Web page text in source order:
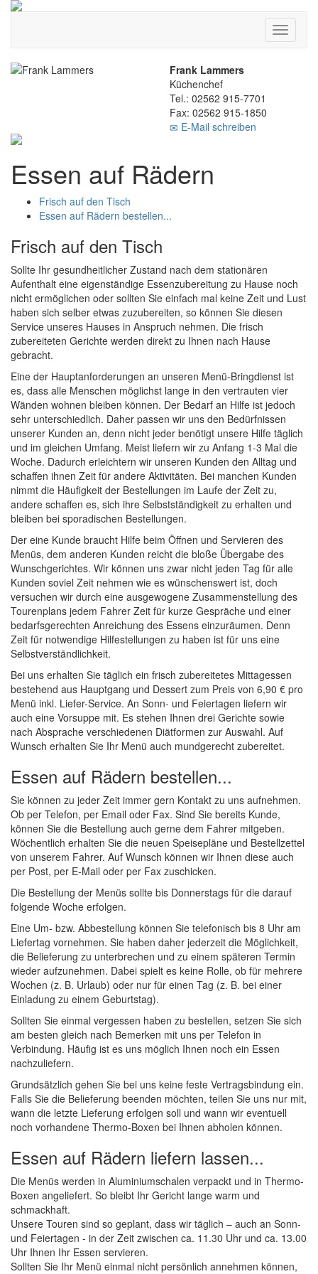
Toggle
Frank Lammers
Küchenchef
Tel.: 02562 915-7701
Fax: 02562 915-1850
E-Mail schreiben
Essen auf Rädern
Frisch auf den Tisch
Essen auf Rädern bestellen...
Frisch auf den Tisch
Sollte Ihr gesundheitlicher Zustand nach dem stationären
Aufenthalt eine eigenständige Essenzubereitung zu Hause noch
nicht ermöglichen oder sollten Sie einfach mal keine Zeit und Lust
haben sich selber etwas zuzubereiten, so können Sie diesen
Service unseres Hauses in Anspruch nehmen. Die frisch
zubereiteten Gerichte werden direkt zu Ihnen nach Hause
gebracht.
Eine der Hauptanforderungen an unseren Menü-Bringdienst ist
es, dass alle Menschen möglichst lange in den vertrauten vier
Wänden wohnen bleiben können. Der Bedarf an Hilfe ist jedoch
sehr unterschiedlich. Daher passen wir uns den Bedürfnissen
unserer Kunden an, denn nicht jeder benötigt unsere Hilfe täglich
und im gleichen Umfang. Meist liefern wir zu Anfang 1-3 Mal die
Woche. Dadurch erleichtern wir unseren Kunden den Alltag und
schaffen ihnen Zeit für andere Aktivitäten. Bei manchen Kunden
nimmt die Häufigkeit der Bestellungen im Laufe der Zeit zu,
andere schaffen es, sich ihre Selbstständigkeit zu erhalten und
bleiben bei sporadischen Bestellungen.
Der eine Kunde braucht Hilfe beim Öffnen und Servieren des
Menüs, dem anderen Kunden reicht die bloße Übergabe des
Wunschgerichtes. Wir können uns zwar nicht jeden Tag für alle
Kunden soviel Zeit nehmen wie es wünschenswert ist, doch
versuchen wir durch eine ausgewogene Zusammenstellung des
Tourenplans jedem Fahrer Zeit für kurze Gespräche und einer
bedarfsgerechten Anreichung des Essens einzuräumen. Denn
Zeit für notwendige Hilfestellungen zu haben ist für uns eine
Selbstverständlichkeit.
Bei uns erhalten Sie täglich ein frisch zubereitetes Mittagessen
bestehend aus Hauptgang und Dessert zum Preis von 6,90 € pro
Menü inkl. Liefer-Service. An Sonn- und Feiertagen liefern wir
auch eine Vorsuppe mit. Es stehen Ihnen drei Gerichte sowie
nach Absprache verschiedenen Diätformen zur Auswahl. Auf
Wunsch erhalten Sie Ihr Menü auch mundgerecht zubereitet.
Essen auf Rädern bestellen...
Sie können zu jeder Zeit immer gern Kontakt zu uns aufnehmen.
Ob per Telefon, per Email oder Fax. Sind Sie bereits Kunde,
können Sie die Bestellung auch gerne dem Fahrer mitgeben.
Wöchentlich erhalten Sie die neuen Speisepläne und Bestellzettel
von unserem Fahrer. Auf Wunsch können wir Ihnen diese auch
per Post, per E-Mail oder per Fax zuschicken.
Die Bestellung der Menüs sollte bis Donnerstags für die darauf
folgende Woche erfolgen.
Eine Um- bzw. Abbestellung können Sie telefonisch bis 8 Uhr am
Liefertag vornehmen. Sie haben daher jederzeit die Möglichkeit,
die Belieferung zu unterbrechen und zu einem späteren Termin
wieder aufzunehmen. Dabei spielt es keine Rolle, ob für mehrere
Wochen (z. B. Urlaub) oder nur für einen Tag (z. B. bei einer
Einladung zu einem Geburtstag).
Sollten Sie einmal vergessen haben zu bestellen, setzen Sie sich
am besten gleich nach Bemerken mit uns per Telefon in
Verbindung. Häufig ist es uns möglich Ihnen noch ein Essen
nachzuliefern.
Grundsätzlich gehen Sie bei uns keine feste Vertragsbindung ein.
Falls Sie die Belieferung beenden möchten, teilen Sie uns nur mit,
wann die letzte Lieferung erfolgen soll und wann wir eventuell
noch vorhandene Thermo-Boxen bei Ihnen abholen können.
Essen auf Rädern liefern lassen...
Die Menüs werden in Aluminiumschalen verpackt und in Thermo-
Boxen angeliefert. So bleibt Ihr Gericht lange warm und
schmackhaft.
Unsere Touren sind so geplant, dass wir täglich – auch an Sonn-
und Feiertagen - in der Zeit zwischen ca. 11.30 Uhr und ca. 13.00
Uhr Ihnen Ihr Essen servieren.
Sollten Sie Ihr Menü einmal nicht persönlich annehmen können,